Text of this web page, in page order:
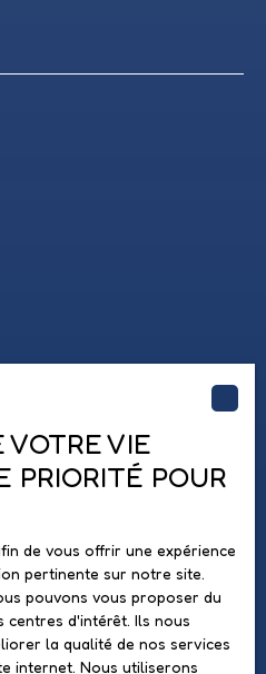
Montpellier
VOTRE VIE
PRIORITÉ POUR
de vous offrir une expérience
pertinente sur notre site.
pouvons vous proposer du
d'intérêt. Ils nous
la qualité de nos services
internet. Nous utiliserons